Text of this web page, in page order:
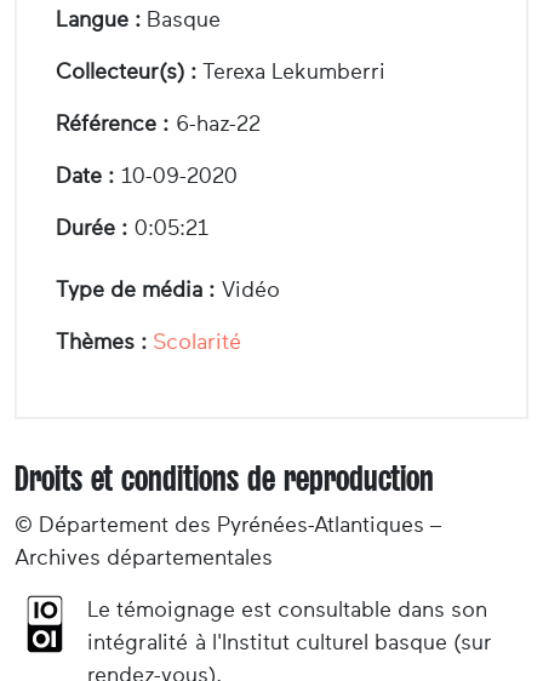
Langue : Basque
Collecteur(s) : Terexa Lekumberri
Référence : 6-haz-22
Date : 10-09-2020
Durée : 0:05:21
Type de média : Vidéo
Thèmes : Scolarité
Droits et conditions de reproduction
© Département des Pyrénées-Atlantiques –
Archives départementales
Le témoignage est consultable dans son
intégralité à l'Institut culturel basque (sur
rendez-vous).